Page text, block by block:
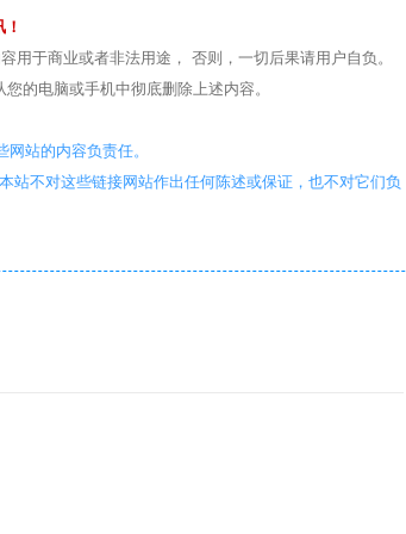
于商业或者非法用途， 否则，一切后果请用户自负。
的电脑或手机中彻底删除上述内容。
站的内容负责任。
站不对这些链接网站作出任何陈述或保证，也不对它们负